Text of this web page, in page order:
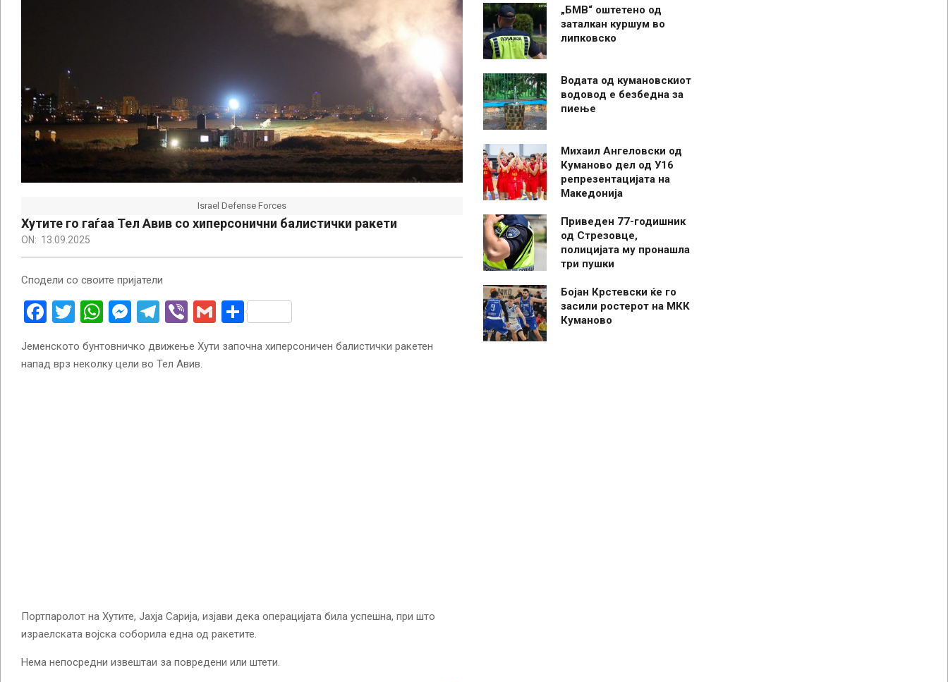
Israel Defense Forces
Хутите го гаѓаа Тел Авив со хиперсонични балистички ракети
ON: 13.09.2025
Сподели со своите пријатели
Facebook
Twitter
WhatsApp
Messenger
Telegram
ViberGmailShare
Јеменското бунтовничко движење Хути започна хиперсоничен балистички ракетен
напад врз неколку цели во Тел Авив.
Портпаролот на Хутите, Јахја Сарија, изјави дека операцијата била успешна, при што
израелската војска соборила една од ракетите.
Нема непосредни извештаи за повредени или штети.
„БМВ“ оштетено од
заталкан куршум во
липковско
Водата од кумановскиот
водовод е безбедна за
пиење
Михаил Ангеловски од
Куманово дел од У16
репрезентацијата на
Македонија
Приведен 77-годишник
од Стрезовце,
полицијата му пронашла
три пушки
Бојан Крстевски ќе го
засили ростерот на МКК
Куманово